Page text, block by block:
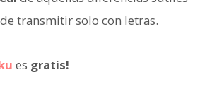
transmitir solo con letras.
es gratis!